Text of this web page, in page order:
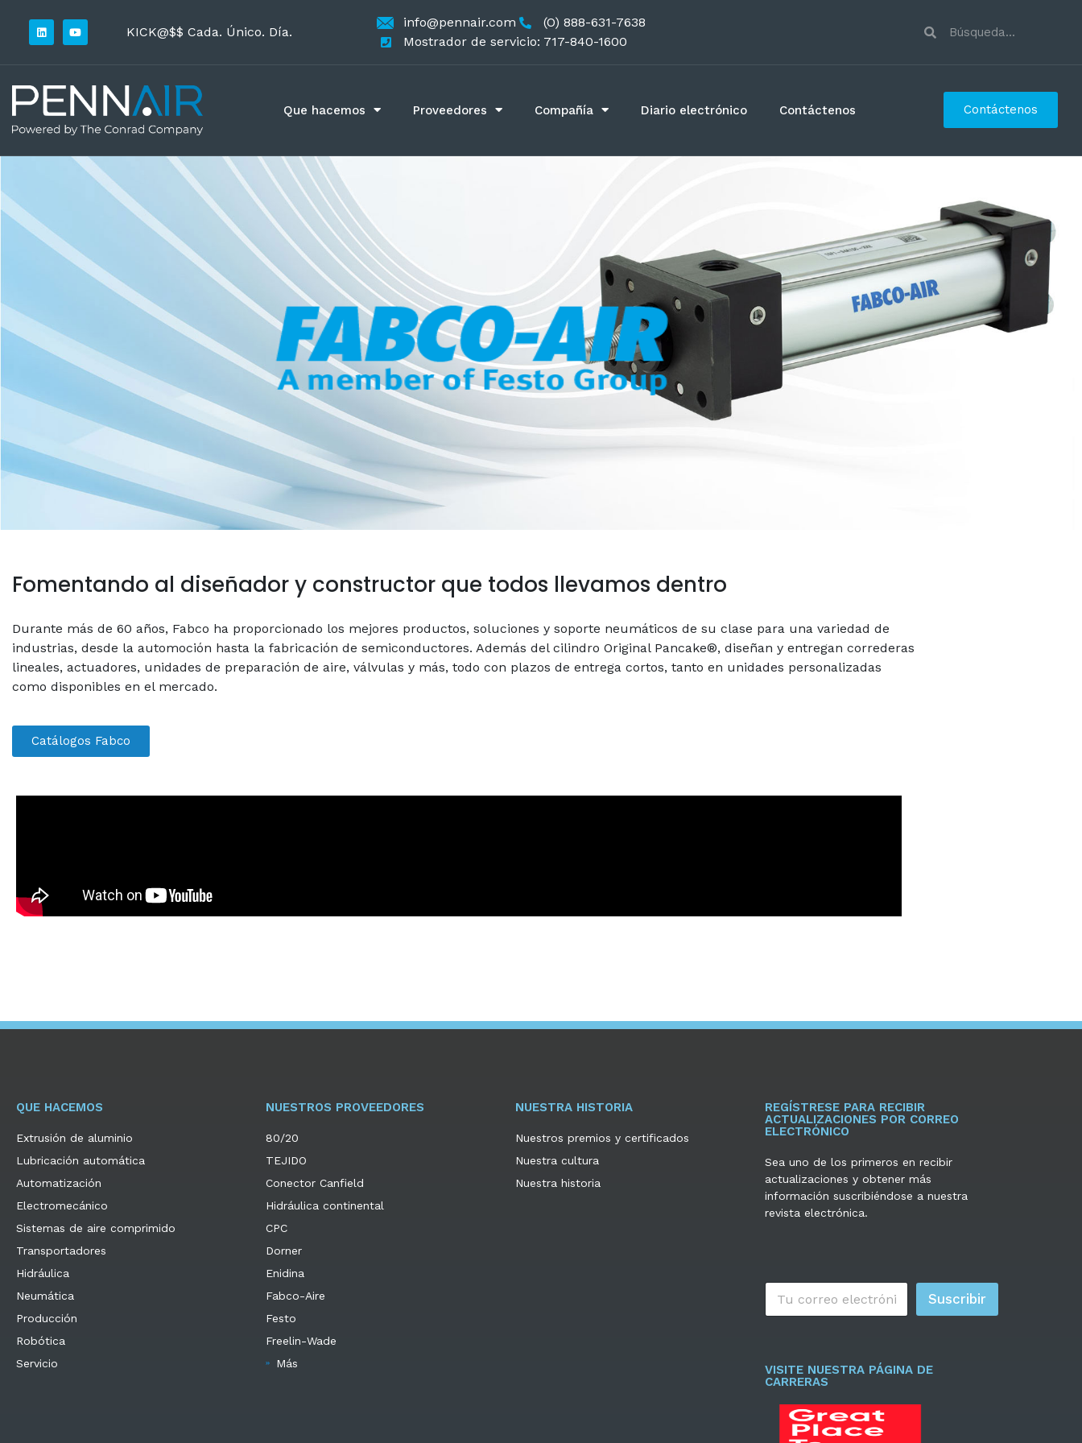
KICK@$$ Cada. Único. Día.
info@pennair.com
(O) 888-631-7638
Mostrador de servicio: 717-840-1600
Que hacemos Proveedores Compañía Diario electrónico Contáctenos Contáctenos
Fomentando al diseñador y constructor que todos llevamos dentro
Durante más de 60 años, Fabco ha proporcionado los mejores productos, soluciones y soporte neumáticos de su clase para una variedad de
industrias, desde la automoción hasta la fabricación de semiconductores. Además del cilindro Original Pancake®, diseñan y entregan correderas
lineales, actuadores, unidades de preparación de aire, válvulas y más, todo con plazos de entrega cortos, tanto en unidades personalizadas
como disponibles en el mercado.
Catálogos Fabco
QUE HACEMOS
Extrusión de aluminio
Lubricación automática
Automatización
Electromecánico
Sistemas de aire comprimido
Transportadores
Hidráulica
Neumática
Producción
Robótica
Servicio
NUESTROS PROVEEDORES
80/20
TEJIDO
Conector Canfield
Hidráulica continental
CPC
Dorner
Enidina
Fabco-Aire
Festo
Freelin-Wade
Más
NUESTRA HISTORIA
Nuestros premios y certificados
Nuestra cultura
Nuestra historia
REGÍSTRESE PARA RECIBIR
ACTUALIZACIONES POR CORREO
ELECTRÓNICO
Sea uno de los primeros en recibir
actualizaciones y obtener más
información suscribiéndose a nuestra
revista electrónica.
C
r
o
e
Suscribir
VISITE NUESTRA PÁGINA DE
CARRERAS